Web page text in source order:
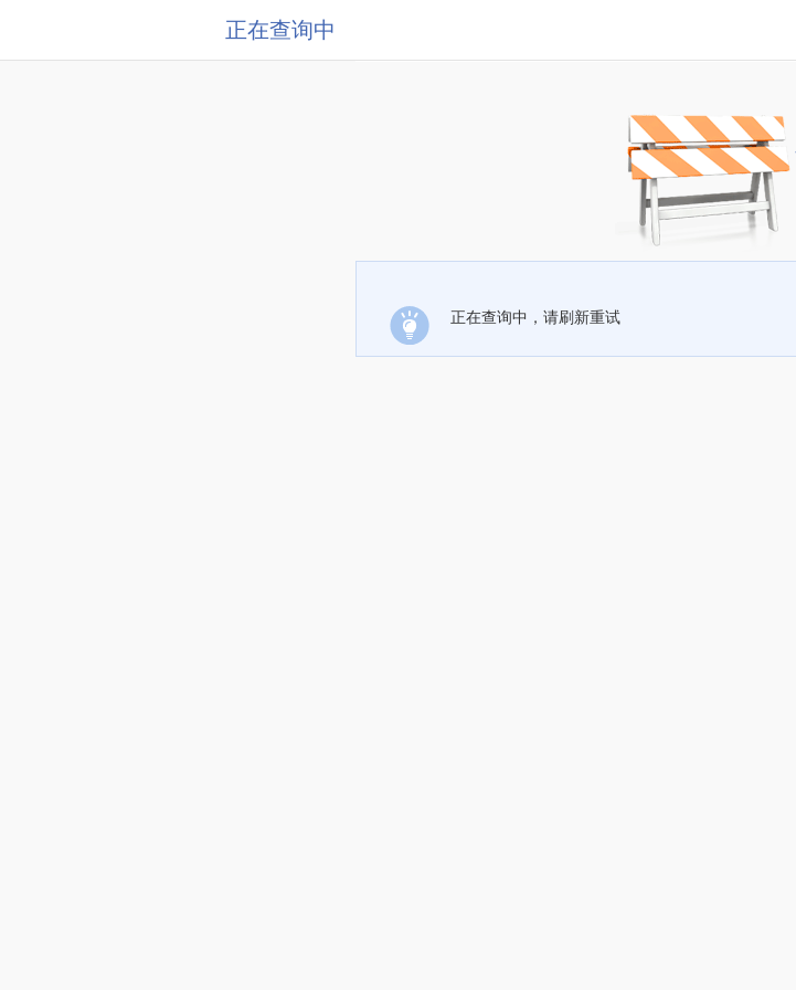
正在查询中
正在查询中，请刷新重试